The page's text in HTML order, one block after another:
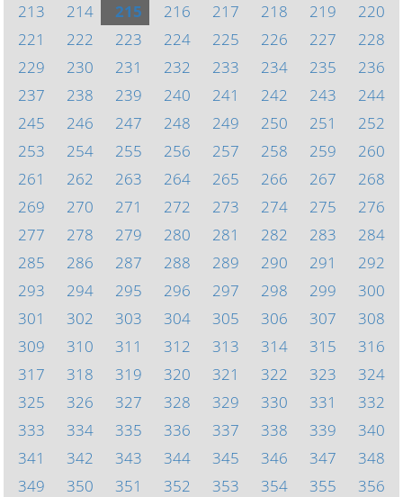
213
214 215 216 217 218 219
220
221
222 223 224 225 226 227
228
229
230 231 232 233 234 235
236
237
238 239 240 241 242 243
244
245
246 247 248 249 250 251
252
253
254 255 256 257 258 259
260
261
262 263 264 265 266 267
268
269
270 271 272 273 274 275
276
277
278 279 280 281 282 283
284
285
286 287 288 289 290 291
292
293
294 295 296 297 298 299
300
301
302 303 304 305 306 307
308
309
310 311 312 313 314 315
316
317
318 319 320 321 322 323
324
325
326 327 328 329 330 331
332
333
334 335 336 337 338 339
340
341
342 343 344 345 346 347
348
349
350 351 352 353 354 355 356